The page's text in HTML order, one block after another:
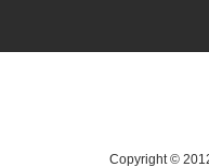
Copyright ©